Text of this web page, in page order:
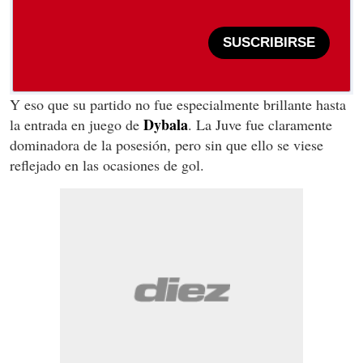
SUSCRIBIRSE
Y eso que su partido no fue especialmente brillante hasta
la entrada en juego de Dybala. La Juve fue claramente
dominadora de la posesión, pero sin que ello se viese
reflejado en las ocasiones de gol.